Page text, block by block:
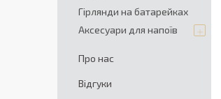
Гірлянди на батарейках
Аксесуари для напоїв
Про нас
Відгуки